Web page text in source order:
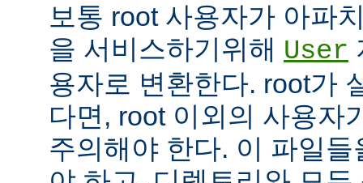
보통 root 사용자가 아파
을 서비스하기위해 User
용자로 변환한다. root가
다면, root 이외의 사용자
주의해야 한다. 이 파일